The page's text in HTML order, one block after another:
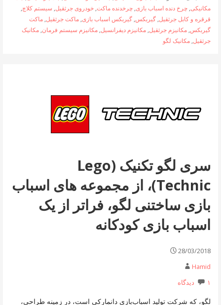
مکانیکی, چرخ دنده اسباب بازی, چرخدنده ماکت, خودروی جرثقیل, سیستم کلاچ,
قرقره و کابل جرثقیل, گیربکس, گیربکس اسباب بازی, ماکت جرثقیل, ماکت
گیربکس, مکانیزم جرثقیل, مکانیزم دیفرانسیل, مکانیزم سیستم فرمان, مکانیک
جرثقیل, مکانیک لگو
سری لگو تکنیک (Lego
Technic)، از مجموعه های اسباب
بازی ساختنی لگو، فراتر از یک
اسباب بازی کودکانه
28/03/2018
Hamid
۱ دیدگاه
لگو، که شرکت تولید اسباب‌بازی دانمارکی است، در زمینه طراحی،